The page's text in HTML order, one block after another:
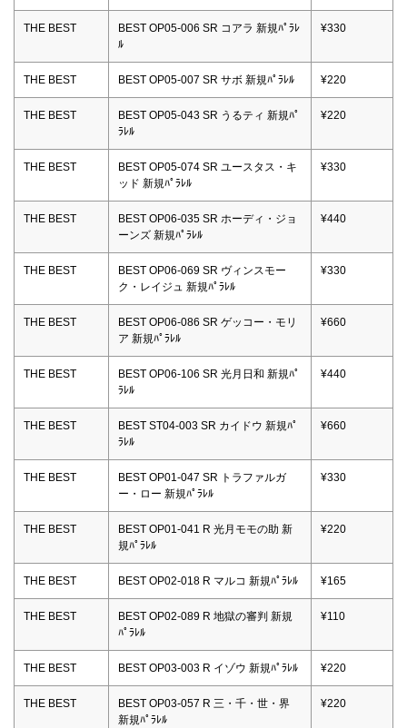
THE BEST
BEST OP05-006 SR コアラ 新規ﾊﾟﾗﾚ
ﾙ
¥330
THE BEST BEST OP05-007 SR サボ 新規ﾊﾟﾗﾚﾙ ¥220
THE BEST
BEST OP05-043 SR うるティ 新規ﾊﾟ
ﾗﾚﾙ
¥220
THE BEST
BEST OP05-074 SR ユースタス・キ
ッド 新規ﾊﾟﾗﾚﾙ
¥330
THE BEST
BEST OP06-035 SR ホーディ・ジョ
ーンズ 新規ﾊﾟﾗﾚﾙ
¥440
THE BEST
BEST OP06-069 SR ヴィンスモー
ク・レイジュ 新規ﾊﾟﾗﾚﾙ
¥330
THE BEST
BEST OP06-086 SR ゲッコー・モリ
ア 新規ﾊﾟﾗﾚﾙ
¥660
THE BEST
BEST OP06-106 SR 光月日和 新規ﾊﾟ
ﾗﾚﾙ
¥440
THE BEST
BEST ST04-003 SR カイドウ 新規ﾊﾟ
ﾗﾚﾙ
¥660
THE BEST
BEST OP01-047 SR トラファルガ
ー・ロー 新規ﾊﾟﾗﾚﾙ
¥330
THE BEST
BEST OP01-041 R 光月モモの助 新
規ﾊﾟﾗﾚﾙ
¥220
THE BEST BEST OP02-018 R マルコ 新規ﾊﾟﾗﾚﾙ ¥165
THE BEST
BEST OP02-089 R 地獄の審判 新規
ﾊﾟﾗﾚﾙ
¥110
THE BEST BEST OP03-003 R イゾウ 新規ﾊﾟﾗﾚﾙ ¥220
THE BEST
BEST OP03-057 R 三・千・世・界
新規ﾊﾟﾗﾚﾙ
¥220